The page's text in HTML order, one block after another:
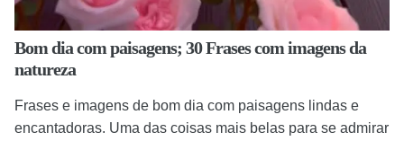
Bom dia com paisagens; 30 Frases com imagens da
natureza
Frases e imagens de bom dia com paisagens lindas e
encantadoras. Uma das coisas mais belas para se admirar